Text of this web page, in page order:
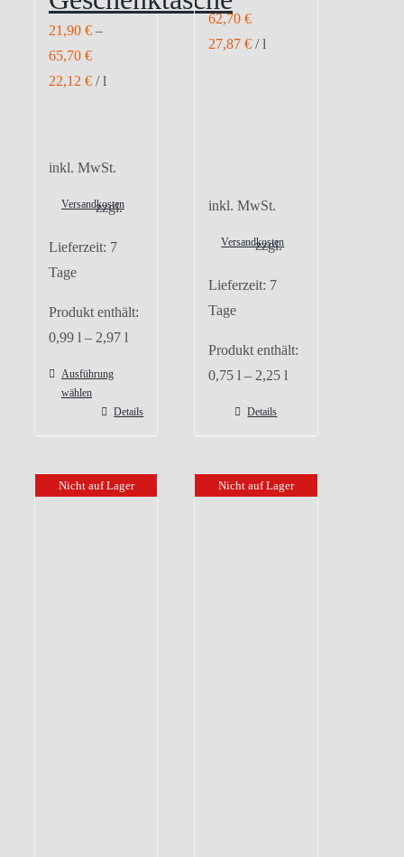
21,90 €–
65,70 €
22,12 €/l
inkl. MwSt.
zzgl.
Versandkosten
Lieferzeit: 7
Tage
Produkt enthält:
0,99 l– 2,97 l
Ausführung
wählen
mehrere
Details
62,70€
27,87€ /l
inkl. MwSt.
zzgl.
Versandkosten
Lieferzeit: 7
Tage
Produkt enthält:
0,75l – 2,25l
Details
Nicht auf Lager Nicht auf Lager